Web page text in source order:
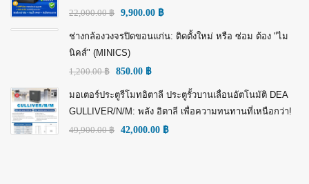
22,000.00฿ 9,900.00 ฿
ช่างกล้องวงจรปิดขอนแก่น: ติดตั้งใหม่ หรือ ซ่อม ต้อง "ไม
นิคส์" (MINICS)
1,200.00฿ 850.00 ฿
มอเตอร์ประตูรีโมทอิตาลี ประตูรั้วบานเลื่อนอัตโนมัติ DEA
GULLIVER/N/M: พลัง อิตาลี เพื่อความทนทานที่เหนือกว่า!
49,900.00฿ 42,000.00 ฿